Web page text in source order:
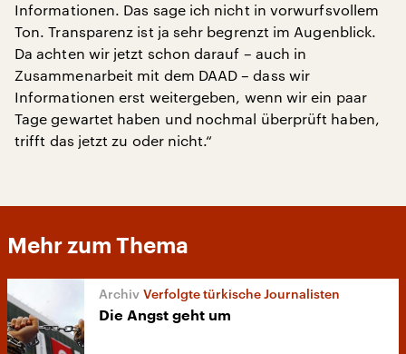
Informationen. Das sage ich nicht in vorwurfsvollem
Ton. Transparenz ist ja sehr begrenzt im Augenblick.
Da achten wir jetzt schon darauf – auch in
Zusammenarbeit mit dem DAAD – dass wir
Informationen erst weitergeben, wenn wir ein paar
Tage gewartet haben und nochmal überprüft haben,
trifft das jetzt zu oder nicht.“
Mehr zum Thema
Verfolgte türkische Journalisten
Die Angst geht um